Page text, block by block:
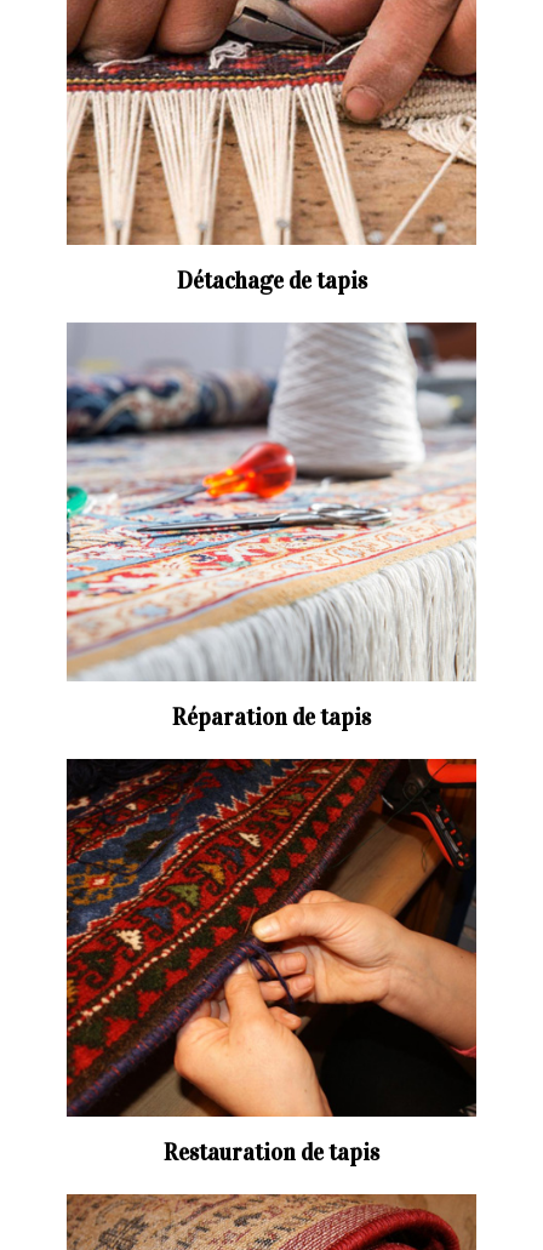
Détachage de tapis
Réparation de tapis
Restauration de tapis